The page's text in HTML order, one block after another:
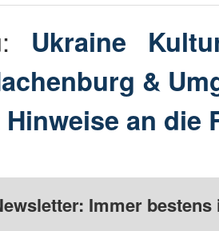
Ukraine
&
Hinweise an die
Immer